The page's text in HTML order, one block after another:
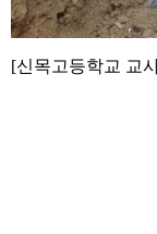
[신목고등학교 교